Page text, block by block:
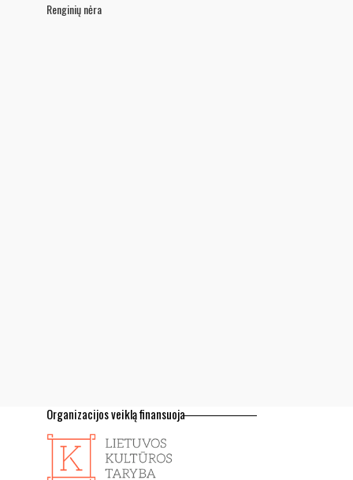
Renginių nėra
Organizacijos veiklą finansuoja